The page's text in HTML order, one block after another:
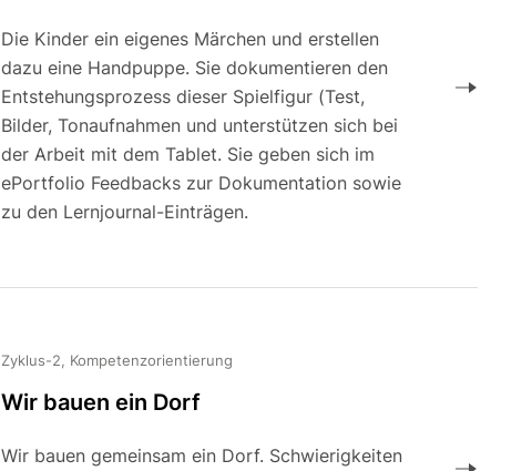
Die Kinder ein eigenes Märchen und erstellen
dazu eine Handpuppe. Sie dokumentieren den
Entstehungsprozess dieser Spielfigur (Test,
Bilder, Tonaufnahmen und unterstützen sich bei
der Arbeit mit dem Tablet. Sie geben sich im
ePortfolio Feedbacks zur Dokumentation sowie
zu den Lernjournal-Einträgen.
Zyklus-2, Kompetenzorientierung
Wir bauen ein Dorf
Wir bauen gemeinsam ein Dorf. Schwierigkeiten